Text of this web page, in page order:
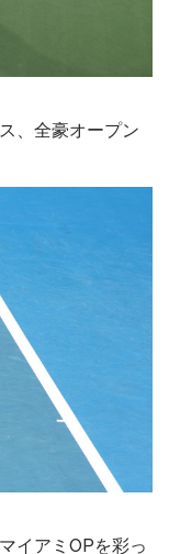
、全豪オープン
イアミOPを彩っ